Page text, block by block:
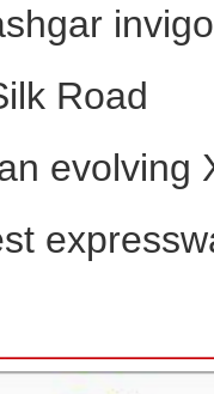
园蓝莓喜丰收
Road
evolving